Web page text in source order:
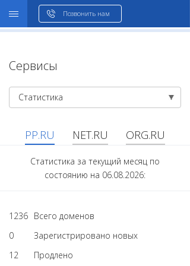
Позвонить нам
Сервисы
Статистика
PP.RU NET.RU ORG.RU
Статистика за текущий месяц по
состоянию на 06.08.2026:
1236 Всего доменов
0
Зарегистрировано новых
12
Продлено